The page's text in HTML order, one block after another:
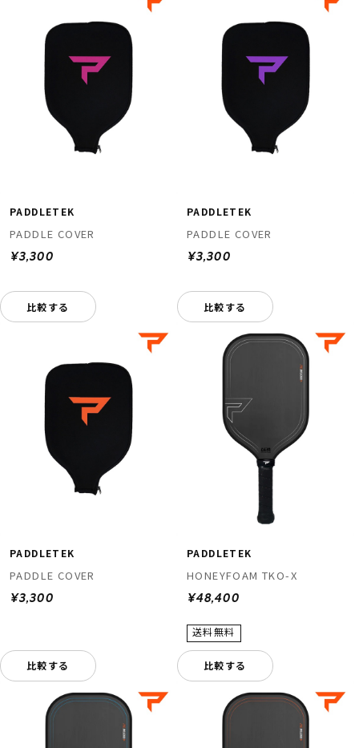
PADDLETEK
PADDLE COVER
¥3,300
比較する
PADDLETEK
PADDLE COVER
¥3,300
比較する
PADDLETEK
PADDLE COVER
¥3,300
比較する
PADDLETEK
HONEYFOAM TKO-X
¥48,400
比較する